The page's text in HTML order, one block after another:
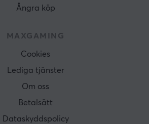
Ångra köp
MAXGAMING
Cookies
Lediga tjänster
Om oss
Betalsätt
Dataskyddspolicy